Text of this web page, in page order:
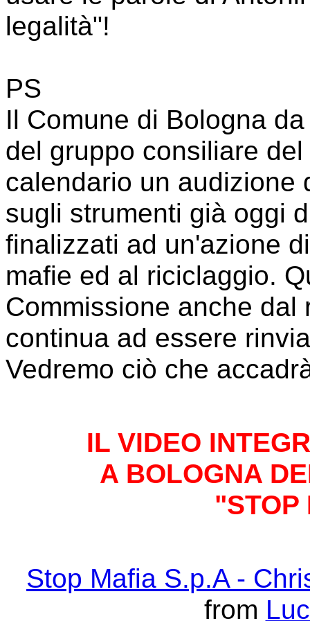
legalità"!
PS
Il Comune di Bologna
del gruppo consiliare
calendario un audizione
sugli strumenti già oggi
finalizzati ad un'azione
mafie ed al riciclaggio.
Commissione anche
continua ad essere
Vedremo ciò che
IL VIDEO
A BOLOGNA
"STOP
Stop Mafia S.p.A -
from